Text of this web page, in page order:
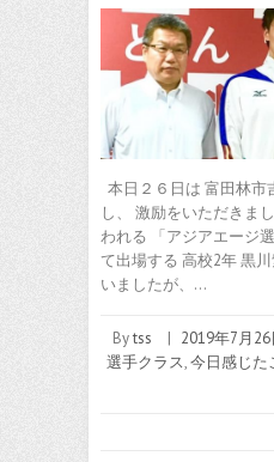
本日２６日は 富田林市
し、 激励をいただきま
われる 「アジアエージ
て出場する 高校2年 黒
いましたが、…
Bytss | 2019年7月26
選手クラス,今日感じた